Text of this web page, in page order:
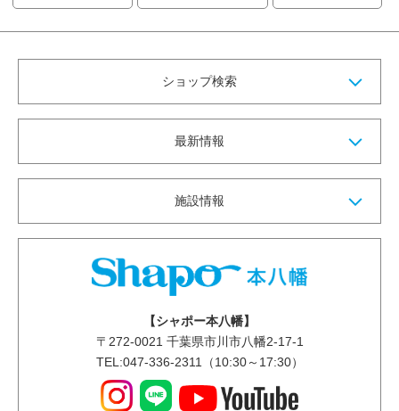
ショップ検索
最新情報
施設情報
【シャポー本八幡】
〒 272-0021 千葉県市川市八幡2-17-1
TEL:047-336-2311（10:30～17:30）